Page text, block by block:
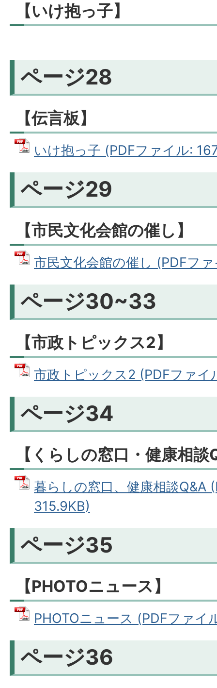
【いけ抱っ子】
ページ28
【伝言板】
いけ抱っ子 (PDFファイル:
ページ29
【市民文化会館の催し】
市民文化会館の催し (PDFフ
ページ30~33
【市政トピックス2】
市政トピックス2 (PDFファイ
ページ34
【くらしの窓口・健康相談
暮らしの窓口、健康相談Q&A
315.9KB)
ページ35
【PHOTOニュース】
PHOTOニュース (PDFファイ
ページ36